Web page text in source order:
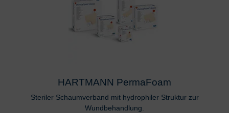
HARTMANN PermaFoam
Steriler Schaumverband mit hydrophiler Struktur zur
Wundbehandlung.